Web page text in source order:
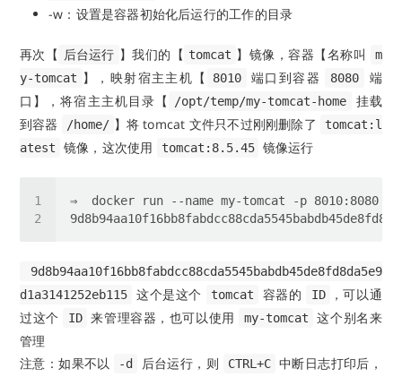
-w：设置是容器初始化后运行的工作的目录
再次【 后台运行 】我们的【 tomcat 】镜像，容器【名称叫
m
y-tomcat 】，映射宿主主机【 8010 端口到容器 8080
端
口】，将宿主主机目录【
/opt/temp/my-tomcat-home
挂载
到容器
/home/ 】将 tomcat 文件只不过刚刚删除了
tomcat:l
atest
镜像，这次使用 tomcat:8.5.45 镜像运行
9d8b94aa10f16bb8fabdcc88cda5545babdb45de8fd8da5e9
d1a3141252eb115
这个是这个 tomcat 容器的 ID
，可以通
过这个
ID 来管理容器，也可以使用 my-tomcat
这个别名来
管理
注意：如果不以
-d 后台运行，则 CTRL+C 中断日志打印后，